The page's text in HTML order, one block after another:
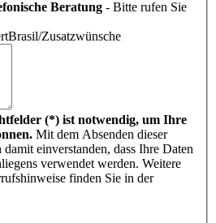
Beratung - Bitte rufen Sie
Zusatzwünsche
(*) ist notwendig, um Ihre
Mit dem Absenden dieser
einverstanden, dass Ihre Daten
verwendet werden. Weitere
finden Sie in der